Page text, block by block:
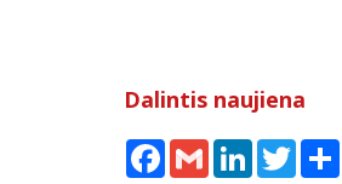
Dalintis naujiena
FacebookGmail LinkedInTwitter